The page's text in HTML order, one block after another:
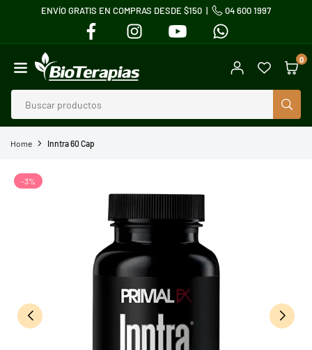
al
contenido
ENVÍO GRATIS EN COMPRAS DESDE $150 |
04 600 1997
FACEBOOK
INSTAGRAM YOUTUBE
BIOTERAPIAS
0
Home Inntra 60 Cap
-3%